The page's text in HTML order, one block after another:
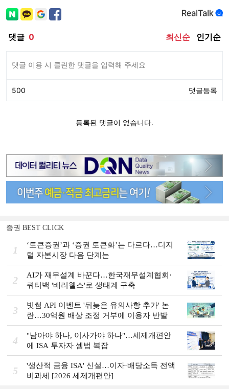
증권 BEST CLICK
1
‘토큰증권’과 ‘증권 토큰화’는 다르다…디지
털 자본시장 다음 단계는
2
AI가 재무설계 바꾼다…한국재무설계협회·
쿼터백 '베러웰스'로 생태계 구축
3
빗썸 API 이벤트 '뒤늦은 유의사항 추가' 논
란…30억원 배상 조정 거부에 이용자 반발
4
"남아야 하나, 이사가야 하나"…세제개편안
에 ISA 투자자 셈법 복잡
5
'생산적 금융 ISA' 신설…이자·배당소득 전액
비과세 [2026 세제개편안]